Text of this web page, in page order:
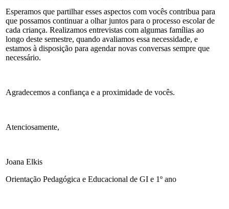
Esperamos que partilhar esses aspectos com vocês contribua para
que possamos continuar a olhar juntos para o processo escolar de
cada criança. Realizamos entrevistas com algumas famílias ao
longo deste semestre, quando avaliamos essa necessidade, e
estamos à disposição para agendar novas conversas sempre que
necessário.
Agradecemos a confiança e a proximidade de vocês.
Atenciosamente,
Joana Elkis
Orientação Pedagógica e Educacional de GI e 1º ano